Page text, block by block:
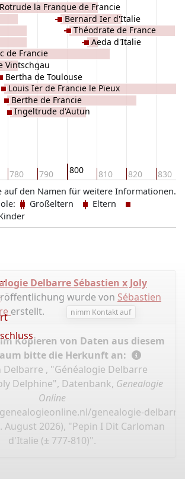
780 790 800 810 820 830
de Francie
Vintschgau
Rotrude la Franque de Francie
Bertha de Toulouse
Louis Ier de Francie le Pïeux
Berthe de Francie
Ingeltrude d'Autun
Bernard Ier d'Italie
Théodrate de France
Aeda d'Italie
auf den Namen für weitere Informationen.
Großeltern
Eltern
Delbarre Sébastien x Joly
wurde von Sébastien
erstellt. nimm Kontakt auf
Kopieren von Daten aus diesem
bitte die Herkunft an:
Delbarre , "Généalogie Delbarre
Delphine", Datenbank, Genealogie
Online
genealogie-
August 2026), "Pepin I Dit Carloman
d'Italie (± 777-810)".